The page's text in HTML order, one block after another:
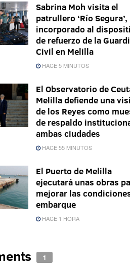
Sabrina Moh visita el
patrullero ‘Río Segura’,
incorporado al
de refuerzo de la
Civil en Melilla
HACE 5 MINUTOS
El Observatorio de
Melilla defiende una
de los Reyes como
de respaldo
ambas ciudades
HACE 55 MINUTOS
El Puerto de Melilla
ejecutará unas obras
mejorar las
embarque
HACE 1 HORA
1